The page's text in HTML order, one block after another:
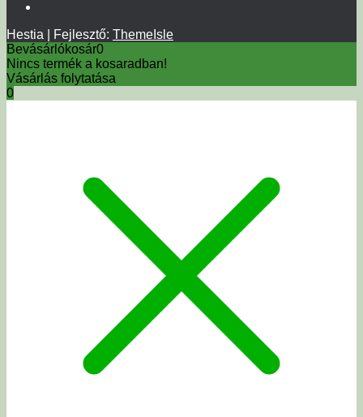
Hestia | Fejlesztő: ThemeIsle
Bevásárlókosár0
Nincs termék a kosaradban!
Vásárlás folytatása
0